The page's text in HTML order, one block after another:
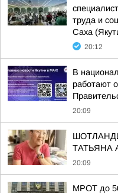
труда и
Саха
20:12
В
работают
20:09
ТАТЬЯНА
20:09
МРОТ до